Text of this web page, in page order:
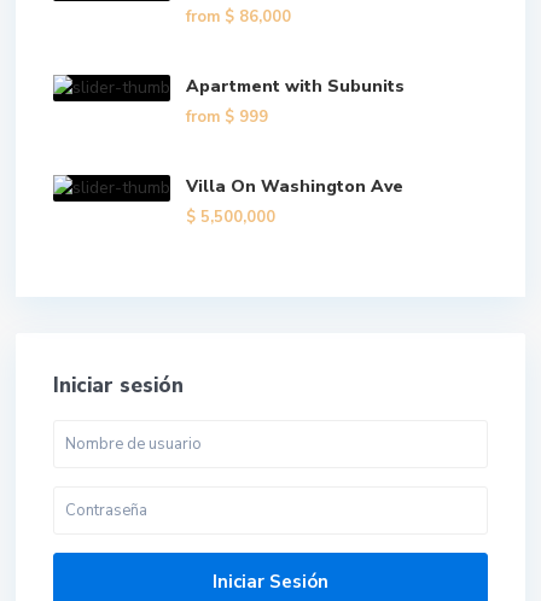
from $ 86,000
Apartment with Subunits
from $ 999
Villa On Washington Ave
$ 5,500,000
Iniciar sesión
Iniciar Sesión